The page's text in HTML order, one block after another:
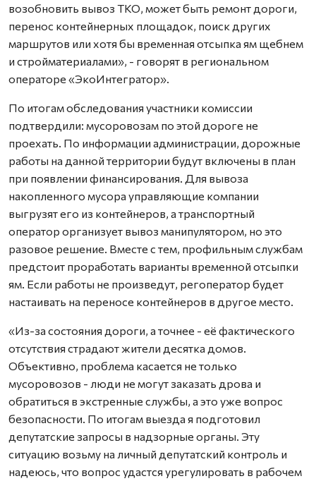
возобновить вывоз ТКО, может быть ремонт дороги,
перенос контейнерных площадок, поиск других
маршрутов или хотя бы временная отсыпка ям щебнем
и стройматериалами», - говорят в региональном
операторе «ЭкоИнтегратор».
По итогам обследования участники комиссии
подтвердили: мусоровозам по этой дороге не
проехать. По информации администрации, дорожные
работы на данной территории будут включены в план
при появлении финансирования. Для вывоза
накопленного мусора управляющие компании
выгрузят его из контейнеров, а транспортный
оператор организует вывоз манипулятором, но это
разовое решение. Вместе с тем, профильным службам
предстоит проработать варианты временной отсыпки
ям. Если работы не произведут, регоператор будет
настаивать на переносе контейнеров в другое место.
«Из-за состояния дороги, а точнее - её фактического
отсутствия страдают жители десятка домов.
Объективно, проблема касается не только
мусоровозов - люди не могут заказать дрова и
обратиться в экстренные службы, а это уже вопрос
безопасности. По итогам выезда я подготовил
депутатские запросы в надзорные органы. Эту
ситуацию возьму на личный депутатский контроль и
надеюсь, что вопрос удастся урегулировать в рабочем